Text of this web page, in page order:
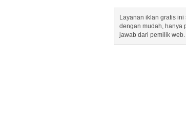
Layanan iklan gratis
dengan mudah, hanya
jawab dari pemilik